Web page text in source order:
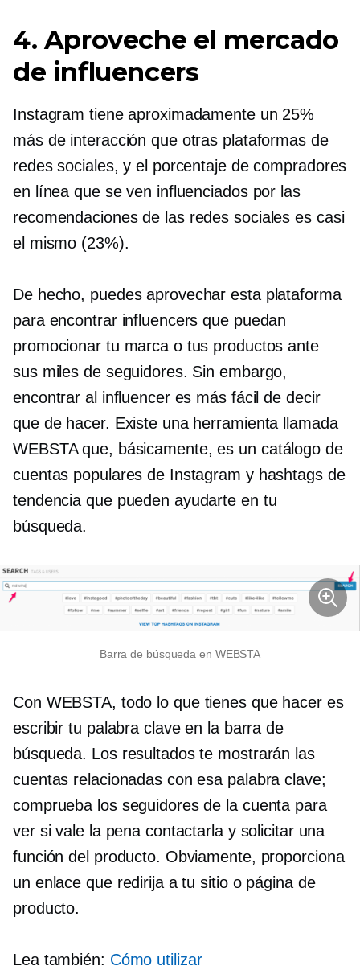
4. Aproveche el mercado
de influencers
Instagram tiene aproximadamente un 25%
más de interacción que otras plataformas de
redes sociales, y el porcentaje de compradores
en línea que se ven influenciados por las
recomendaciones de las redes sociales es casi
el mismo (23%).
De hecho, puedes aprovechar esta plataforma
para encontrar influencers que puedan
promocionar tu marca o tus productos ante
sus miles de seguidores. Sin embargo,
encontrar al influencer es más fácil de decir
que de hacer. Existe una herramienta llamada
WEBSTA que, básicamente, es un catálogo de
cuentas populares de Instagram y hashtags de
tendencia que pueden ayudarte en tu
búsqueda.
Barra de búsqueda en WEBSTA
Con WEBSTA, todo lo que tienes que hacer es
escribir tu palabra clave en la barra de
búsqueda. Los resultados te mostrarán las
cuentas relacionadas con esa palabra clave;
comprueba los seguidores de la cuenta para
ver si vale la pena contactarla y solicitar una
función del producto. Obviamente, proporciona
un enlace que redirija a tu sitio o página de
producto.
Lea también: Cómo utilizar